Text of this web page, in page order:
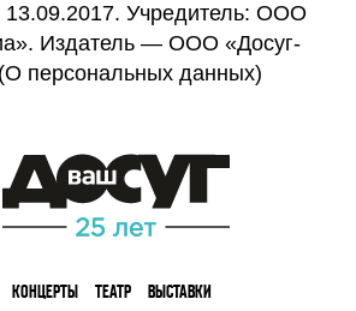
Учредитель: ООО
Издатель — ООО «Досуг-
О персональных данных)
КОНЦЕРТЫ ТЕАТР ВЫСТАВКИ